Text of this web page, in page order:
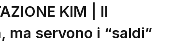
KIM | Il
ma servono i “saldi”